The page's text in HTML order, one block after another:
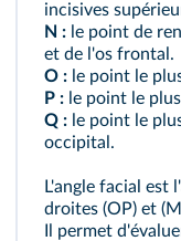
incisives
N : le point de
et de l'os frontal.
O : le point le
P : le point le
Q : le point le
occipital.
L'angle facial est
droites (OP) et
Il permet